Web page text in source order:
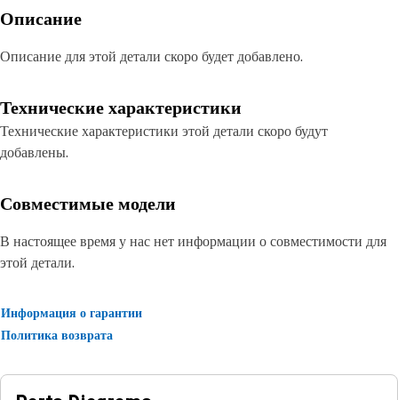
Описание
Описание для этой детали скоро будет добавлено.
Технические характеристики
Технические характеристики этой детали скоро будут
добавлены.
Совместимые модели
В настоящее время у нас нет информации о совместимости для
этой детали.
Информация о гарантии
Политика возврата